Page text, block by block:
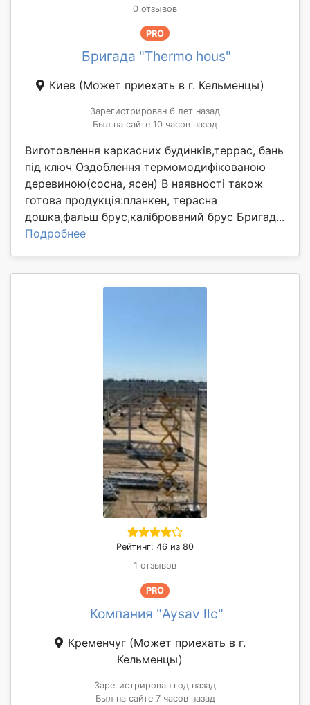
0 отзывов
PRO
Бригада "Thermo hous"
Киев (Может приехать в г. Кельменцы)
Зарегистрирован 6 лет назад
Был на сайте 10 часов назад
Виготовлення каркасних будинків,террас, бань
під ключ Оздоблення термомодифікованою
деревиною(сосна, ясен) В наявності також
готова продукція:планкен, терасна
дошка,фальш брус,калібрований брус Бригад...
Подробнее
Рейтинг: 46 из 80
1 отзывов
PRO
Компания "Aysav llc"
Кременчуг (Может приехать в г.
Кельменцы)
Зарегистрирован год назад
Был на сайте 7 часов назад